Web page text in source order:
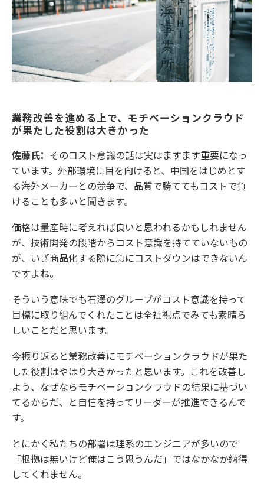
業務改善を進める上で、モチベーションクラウド
が果たした役割は大きかった
佐藤氏： そのコスト意識の話は実はますます重要になっ
ています。外部環境に目を向けると、中国をはじめとす
る海外メーカーとの競争で、品質で勝ててもコストで負
けることも多いと聞きます。
価格は量産時に考えれば良いと思われるかもしれません
が、技術開発の段階からコスト意識を持てていないもの
が、いざ商品化する際に急にコストダウンはできないん
ですよね。
そういう意味でも石澤のグループがコスト意識を持って
目標に取り組んでくれたことは全社視点でみても素晴ら
しいことだと思います。
今振り返ると業務改善にモチベーションクラウドが果た
した役割はやはり大きかったと思います。これを改善し
よう、なぜならモチベーションクラウドの結果に基づい
てるからだ、と自信を持ってリーダーが推進できるんで
す。
とにかく私たちの部署は理系のエンジニアが多いので
「根拠は無いけど俺はこう思うんだ」ではなかなか納得
してくれません。